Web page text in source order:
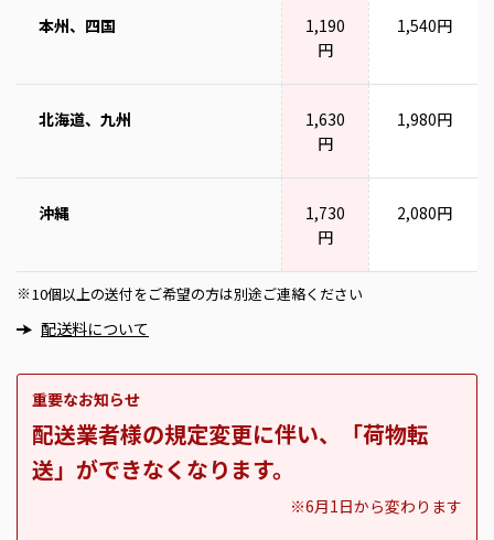
本州、四国
1,190
円
1,540円
北海道、九州
1,630
円
1,980円
沖縄
1,730
円
2,080円
※ 10個以上の送付をご希望の方は別途ご連絡ください
配送料について
重要なお知らせ
配送業者様の規定変更に伴い、「荷物転
送」ができなくなります。
※6月1日から変わります